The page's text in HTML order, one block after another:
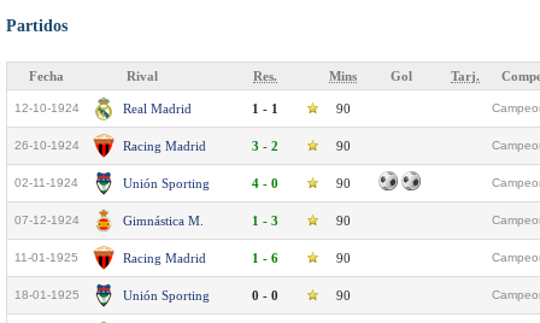
Partidos
Fecha Rival Res. Mins Gol Tarj.
12-10-1924 Real Madrid 1 - 1 90
26-10-1924 Racing Madrid 3 - 2 90
02-11-1924 Unión Sporting 4 - 0 90
07-12-1924 Gimnástica M. 1 - 3 90
11-01-1925 Racing Madrid 1 - 6 90
18-01-1925 Unión Sporting 0 - 0 90